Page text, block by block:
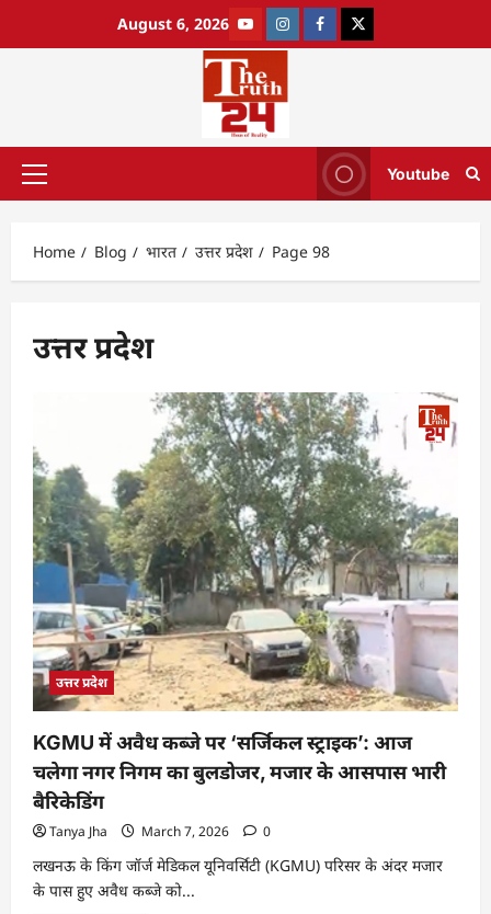
August 6, 2026
Youtube
Home Blog भारत उत्तर प्रदेश Page 98
उत्तर प्रदेश
उत्तर प्रदेश
KGMU में अवैध कब्जे पर ‘सर्जिकल स्ट्राइक’: आज
चलेगा नगर निगम का बुलडोजर, मजार के आसपास भारी
बैरिकेडिंग
Tanya Jha March 7, 2026 0
लखनऊ के किंग जॉर्ज मेडिकल यूनिवर्सिटी (KGMU) परिसर के अंदर मजार
के पास हुए अवैध कब्जे को...